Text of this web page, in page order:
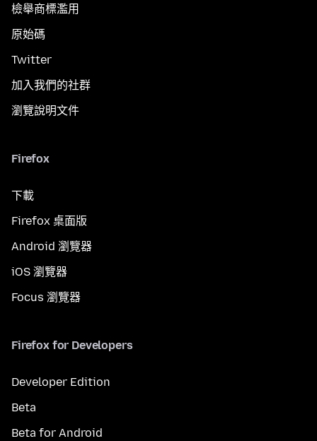
檢舉商標濫用
原始碼
Twitter
加入我們的社群
瀏覽說明文件
Firefox
下載
Firefox 桌面版
Android 瀏覽器
iOS 瀏覽器
Focus 瀏覽器
Firefox for Developers
Developer Edition
Beta
Beta for Android